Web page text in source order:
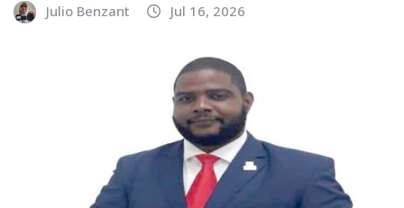
Julio Benzant Jul 16, 2026